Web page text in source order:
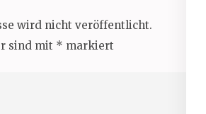
wird nicht veröffentlicht.
sind mit * markiert